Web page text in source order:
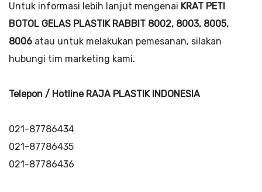
Untuk informasi lebih lanjut mengenai KRAT PETI
BOTOL GELAS PLASTIK RABBIT 8002, 8003, 8005,
8006 atau untuk melakukan pemesanan, silakan
hubungi tim marketing kami.
Telepon / Hotline RAJA PLASTIK INDONESIA
021-87786434
021-87786435
021-87786436